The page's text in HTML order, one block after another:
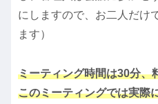
にしますので、お二人だけ
ます）
ミーティング時間は30分、
このミーティングでは実際